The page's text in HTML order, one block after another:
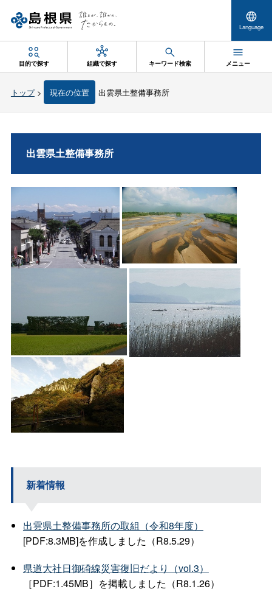
Language
目的で探す 組織で探す キーワード検索 メニュー
トップ> 現在の位置 出雲県土整備事務所
出雲県土整備事務所
新着情報
出雲県土整備事務所の取組（令和8年度）
[PDF:8.3MB]を作成しました（R8.5.29）
県道大社日御碕線災害復旧だより（vol.3）
［PDF:1.45MB］を掲載しました（R8.1.26）